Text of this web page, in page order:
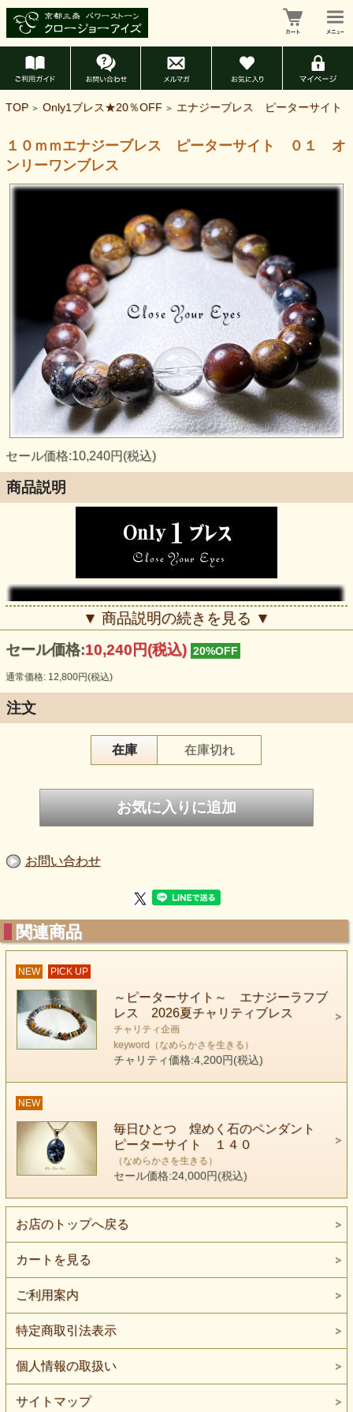
TOP > Only1ブレス★20％OFF > エナジーブレス ピーターサイト
１０ｍｍエナジーブレス ピーターサイト ０１ オ
ンリーワンブレス
セール価格:10,240円(税込)
商品説明
アーティスティックでエキゾチックな
まるで油絵を混ぜたような非常に可愛らしくトリッキーな
模様が印象な石です。つい何かを作り出したくなるような
何かを作り出しましょう
人生がどうにもならないように感じたとき
自分の可能性が分からなくなったときも
もうあがくのをやめて
ピーターサイトを感じてごらんなさい。
▼ 商品説明の続きを見る ▼
セール価格:10,240円(税込) 20%OFF
通常価格: 12,800円(税込)
注文
在庫 在庫切れ
お問い合わせ
関連商品
NEW PICK UP
～ピーターサイト～ エナジーラフブ
レス 2026夏チャリティブレス
チャリティ企画
keyword（なめらかさを生きる）
チャリティ価格:4,200円(税込)
NEW
毎日ひとつ 煌めく石のペンダント
ピーターサイト １４０
（なめらかさを生きる）
セール価格:24,000円(税込)
お店のトップへ戻る
カートを見る
ご利用案内
特定商取引法表示
個人情報の取扱い
サイトマップ